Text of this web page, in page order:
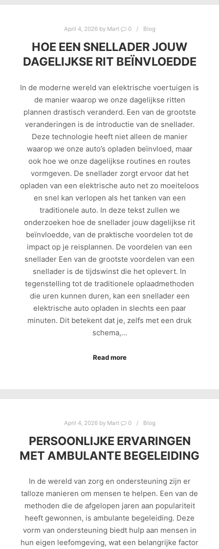
April 4, 2026by Mart 0 Blog
HOE EEN SNELLADER JOUW
DAGELIJKSE RIT BEÏNVLOEDDE
In de moderne wereld van elektrische voertuigen is
de manier waarop we onze dagelijkse ritten
plannen drastisch veranderd. Een van de grootste
veranderingen is de introductie van de snellader.
Deze technologie heeft niet alleen de manier
waarop we onze auto’s opladen beïnvloed, maar
ook hoe we onze dagelijkse routines en routes
vormgeven. De snellader zorgt ervoor dat het
opladen van een elektrische auto net zo moeiteloos
en snel kan verlopen als het tanken van een
traditionele auto. In deze tekst zullen we
onderzoeken hoe de snellader jouw dagelijkse rit
beïnvloedde, van de praktische voordelen tot de
impact op je reisplannen. De voordelen van een
snellader Een van de grootste voordelen van een
snellader is de tijdswinst die het oplevert. In
tegenstelling tot de traditionele oplaadmethoden
die uren kunnen duren, kan een snellader een
elektrische auto opladen in slechts een paar
minuten. Dit betekent dat je, zelfs met een druk
schema,…
Read more
April 4, 2026by Mart 0 Blog
PERSOONLIJKE ERVARINGEN
MET AMBULANTE BEGELEIDING
In de wereld van zorg en ondersteuning zijn er
talloze manieren om mensen te helpen. Een van de
methoden die de afgelopen jaren aan populariteit
heeft gewonnen, is ambulante begeleiding. Deze
vorm van ondersteuning biedt hulp aan mensen in
hun eigen leefomgeving, wat een belangrijke factor